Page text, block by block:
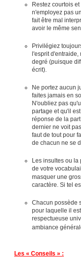
Restez courtois
n'employez pas
fait être mal
avoir le même
Privilégiez
l'esprit
degré (puisque
écrit).
Ne portez aucun
faites jamais en
N'oubliez pas
partage et qu'il
réponse de la
dernier ne voit
faut de tout pour
de chacun ne se
Les insultes ou la
de votre
masquer une
caractère. Si tel
Chacun possède
pour laquelle il
respectueuse
ambiance
Les « Conseils » :